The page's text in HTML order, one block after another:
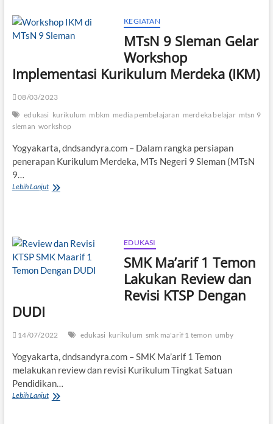
OBE
Lewat
Seminar
KEGIATAN
MTsN 9 Sleman Gelar
Workshop
Implementasi Kurikulum Merdeka (IKM)
08/03/2023
edukasi kurikulum mbkm media pembelajaran merdeka belajar mtsn 9
sleman workshop
Yogyakarta, dndsandyra.com – Dalam rangka persiapan
penerapan Kurikulum Merdeka, MTs Negeri 9 Sleman (MTsN
9…
Lebih LanjutMTsN
Implementasi
Kurikulum
Merdeka
(IKM)
EDUKASI
SMK Ma’arif 1 Temon
Lakukan Review dan
Revisi KTSP Dengan
DUDI
14/07/2022 edukasi kurikulum smk ma'arif 1 temon umby
Yogyakarta, dndsandyra.com – SMK Ma’arif 1 Temon
melakukan review dan revisi Kurikulum Tingkat Satuan
Pendidikan…
Lebih LanjutSMK